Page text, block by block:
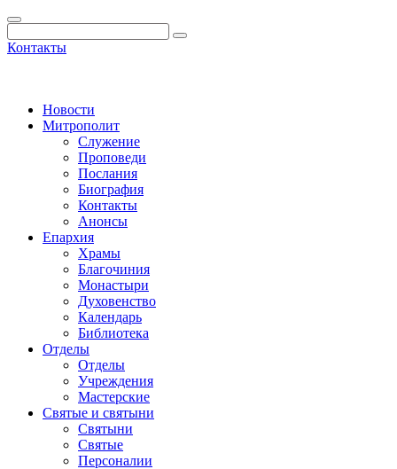
Контакты
Новости
Митрополит
Служение
Проповеди
Послания
Биография
Контакты
Анонсы
Епархия
Храмы
Благочиния
Монастыри
Духовенство
Календарь
Библиотека
Отделы
Отделы
Учреждения
Мастерские
Святые и святыни
Cвятыни
Cвятые
Персоналии